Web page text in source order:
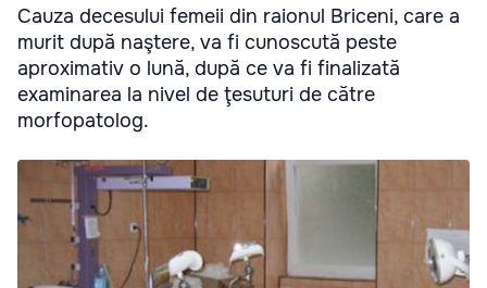
Cauza decesului femeii din raionul Briceni, care a
murit după naştere, va fi cunoscută peste
aproximativ o lună, după ce va fi finalizată
examinarea la nivel de ţesuturi de către
morfopatolog.